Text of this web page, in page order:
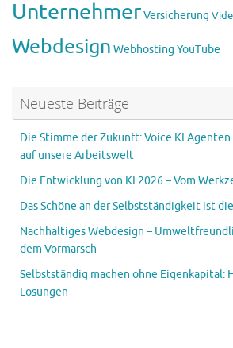
UnternehmerVersicherung
Webdesign Webhosting YouTube
Neueste Beiträge
Die Stimme der Zukunft: Voice KI
auf unsere Arbeitswelt
Die Entwicklung von KI 2026 – Vom
Das Schöne an der Selbstständigkeit ist
Nachhaltiges Webdesign –
dem Vormarsch
Selbstständig machen ohne Eigenkapital:
Lösungen